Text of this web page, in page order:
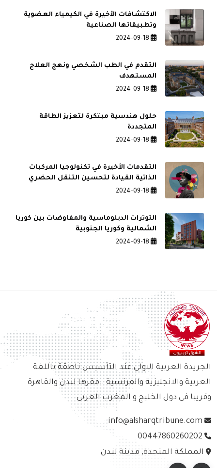
الاكتشافات الأخيرة في الكيمياء العضوية
وتطبيقاتها الصناعية
التقدم في الطب الشخصي ونهج العلاج
المستهدف
حلول هندسية مبتكرة لتعزيز الطاقة
المتجددة
التقدمات الأخيرة في تكنولوجيا المركبات
الذاتية القيادة لتحسين التنقل الحضري
التوترات الدبلوماسية والمفاوضات بين كوريا
الشمالية وكوريا الجنوبية
الجريدة العربية الاولى عند التأسيس ناطقة باللغة
العربية والانجليزية والفرنسية ..مقرها لندن والقاهرة
وقريبا فى دول الخليج و المغرب العربى
المملكة المتحدة, مدينة لندن